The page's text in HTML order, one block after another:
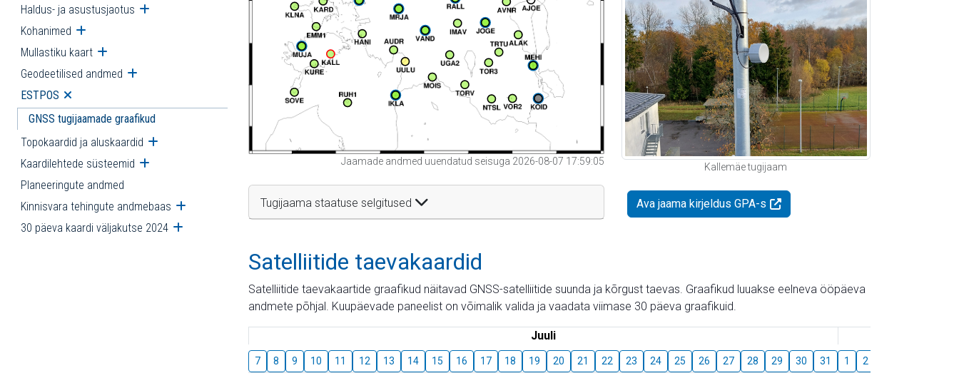
Haldus- ja asustusjaotus Ava alammenüü
Kohanimed Ava alammenüü
Mullastiku kaart Ava alammenüü
Geodeetilised andmed Ava alammenüü
ESTPOS Ava alammenüü
GNSS tugijaamade graafikud
Topokaardid ja aluskaardid Ava alammenüü
Kaardilehtede süsteemid Ava alammenüü
Planeeringute andmed
Kinnisvara tehingute andmebaas Ava alammenüü
30 päeva kaardi väljakutse 2024 Ava alammenüü
Jaamade andmed uuendatud seisuga 2026-08-07 17:59:05
Tugijaama staatuse selgitused
Kallemäe tugijaam
Ava jaama kirjeldus GPA-s
Satelliitide taevakaardid
Satelliitide taevakaartide graafikud näitavad GNSS-satelliitide suunda ja kõrgust taevas. Graafikud luuakse eelneva ööpäeva
andmete põhjal. Kuupäevade paneelist on võimalik valida ja vaadata viimase 30 päeva graafikuid.
Juuli
7 8 9 10 11 12 13 14 15 16 17 18 19 20 21 22 23 24 25 26 27 28 29 30 31 1 2